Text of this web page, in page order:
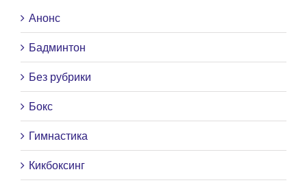
Анонс
Бадминтон
Без рубрики
Бокс
Гимнастика
Кикбоксинг